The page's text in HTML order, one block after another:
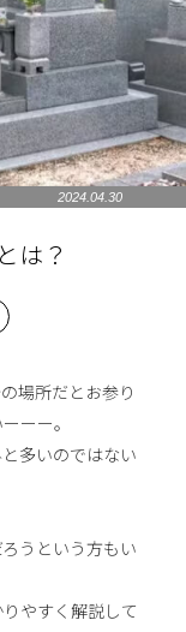
2024.04.30
は？
場所だとお参り
ーー。
多いのではない
うという方もい
やすく解説して